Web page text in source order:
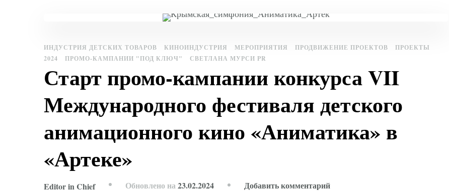
ИНДУСТРИЯ ДЕТСКИХ ТОВАРОВ КИНОИНДУСТРИЯ МЕРОПРИЯТИЯ ПРОДВИЖЕНИЕ ПРОЕКТОВ
ПРОЕКТЫ
2024
ПРОМО-КАМПАНИИ "ПОД КЛЮЧ" СВЕТЛАНА МУРСИ PR
Старт промо-кампании конкурса VII
Международного фестиваля детского
анимационного кино «Аниматика» в
«Артеке»
Editor in Chief Обновлено на23.02.2024 Добавить комментарийк